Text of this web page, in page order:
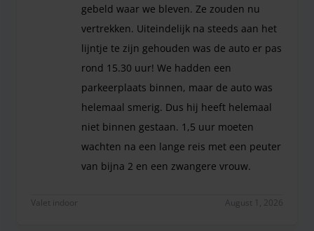
gebeld waar we bleven. Ze zouden nu
vertrekken. Uiteindelijk na steeds aan het
lijntje te zijn gehouden was de auto er pas
rond 15.30 uur! We hadden een
parkeerplaats binnen, maar de auto was
helemaal smerig. Dus hij heeft helemaal
niet binnen gestaan. 1,5 uur moeten
wachten na een lange reis met een peuter
van bijna 2 en een zwangere vrouw.
Valet indoor August 1, 2026